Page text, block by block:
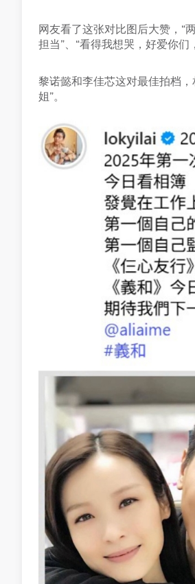
网友看了这张对比图后大赞，“
担当”、“看得我想哭，好爱你们
黎诺懿和李佳芯这对最佳拍档
姐”。